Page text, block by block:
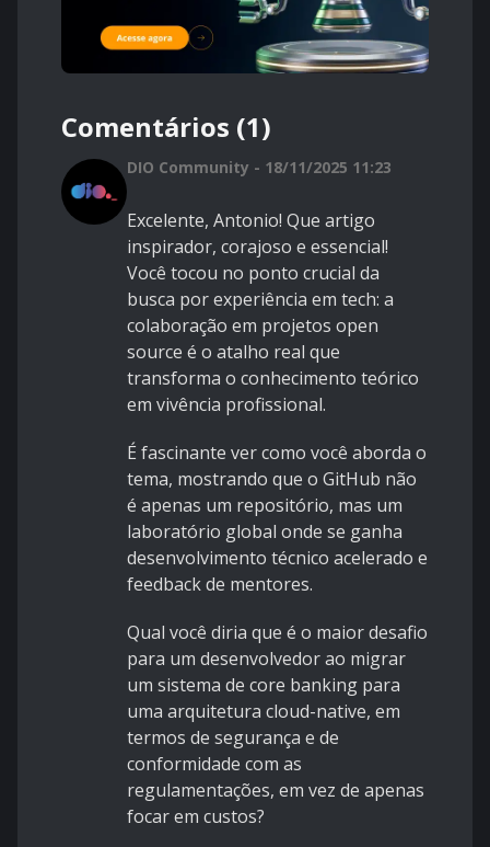
Comentários (1)
DIO Community - 18/11/2025 11:23
Excelente, Antonio! Que artigo
inspirador, corajoso e essencial!
Você tocou no ponto crucial da
busca por experiência em tech: a
colaboração em projetos open
source é o atalho real que
transforma o conhecimento teórico
em vivência profissional.
É fascinante ver como você aborda o
tema, mostrando que o GitHub não
é apenas um repositório, mas um
laboratório global onde se ganha
desenvolvimento técnico acelerado e
feedback de mentores.
Qual você diria que é o maior desafio
para um desenvolvedor ao migrar
um sistema de core banking para
uma arquitetura cloud-native, em
termos de segurança e de
conformidade com as
regulamentações, em vez de apenas
focar em custos?